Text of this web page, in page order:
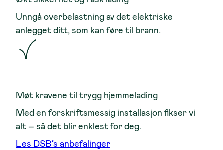
Unngå overbelastning av det elektriske
anlegget ditt, som kan føre til brann.
Møt kravene til trygg hjemmelading
Med en forskriftsmessig installasjon fikser vi
alt – så det blir enklest for deg.
Les DSB’s anbefalinger